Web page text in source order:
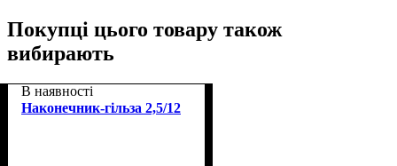
Покупці цього товару також
вибирають
В наявності
Наконечник-гільза 2,5/12